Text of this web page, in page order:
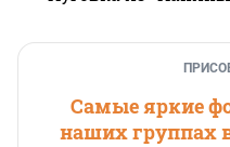
Самые яркие
наших группах